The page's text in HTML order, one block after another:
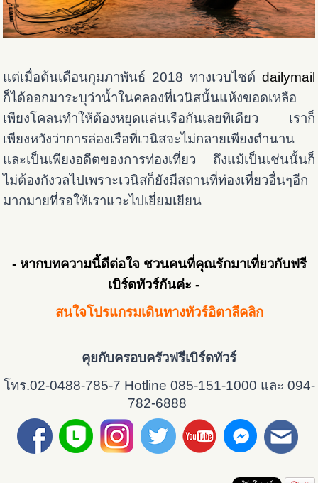
แต่เมื่อต้นเดือนกุมภาพันธ์ 2018 ทางเวบไซต์ dailymail
ก็ได้ออกมาระบุว่าน้ำในคลองที่เวนิสนั้นแห้งขอดเหลือ
เพียงโคลนทำให้ต้องหยุดแล่นเรือกันเลยทีเดียว เราก็
เพียงหวังว่าการล่องเรือที่เวนิสจะไม่กลายเพียงตำนาน
และเป็นเพียงอดีตของการท่องเที่ยว ถึงแม้เป็นเช่นนั้นก็
ไม่ต้องกังวลไปเพราะเวนิสก็ยังมีสถานที่ท่องเที่ยวอื่นๆอีก
มากมายที่รอให้เราแวะไปเยี่ยมเยียน
- หากบทความนี้ดีต่อใจ ชวนคนที่คุณรักมาเที่ยวกับฟรี
เบิร์ดทัวร์กันค่ะ -
สนใจโปรแกรมเดินทางทัวร์อิตาลีคลิก
คุยกับครอบครัวฟรีเบิร์ดทัวร์
โทร.02-0488-785-7 Hotline 085-151-1000 และ 094-
782-6888